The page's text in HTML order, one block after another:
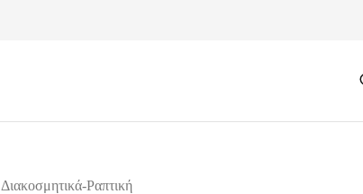
Διακοσμητικά-Ραπτική